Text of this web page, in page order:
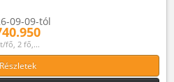
09-09-tól
fő, 2 fő,...
Részletek